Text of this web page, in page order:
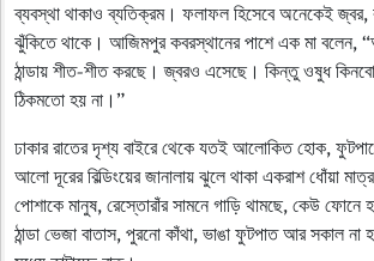
ব্যবস্থা থাকাও ব্যতিক্রম। ফলাফল হিসেবে অনেকেই জ্বর,
ঝুঁকিতে থাকে। আজিমপুর কবরস্থানের পাশে এক মা বলেন,
ঠান্ডায় শীত-শীত করছে। জ্বরও এসেছে। কিন্তু ওষুধ কিনবো
ঠিকমতো হয় না।”
ঢাকার রাতের দৃশ্য বাইরে থেকে যতই আলোকিত হোক,
আলো দূরের বিল্ডিংয়ের জানালায় ঝুলে থাকা একরাশ ধোঁয়া
পোশাকে মানুষ, রেস্তোরাঁর সামনে গাড়ি থামছে, কেউ ফোনে
ঠান্ডা ভেজা বাতাস, পুরনো কাঁথা, ভাঙা ফুটপাত আর সকাল না